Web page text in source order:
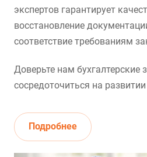
экспертов гарантирует
восстановление
соответствие требованиям
Доверьте нам бухгалтерские
сосредоточиться на
Подробнее